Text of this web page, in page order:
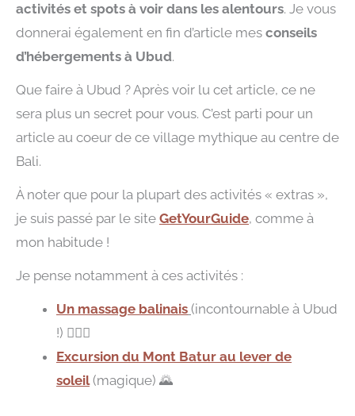
activités et spots à voir dans les alentours. Je vous
donnerai également en fin d’article mes conseils
d’hébergements à Ubud.
Que faire à Ubud ? Après voir lu cet article, ce ne
sera plus un secret pour vous. C’est parti pour un
article au coeur de ce village mythique au centre de
Bali.
À noter que pour la plupart des activités « extras »,
je suis passé par le site GetYourGuide, comme à
mon habitude !
Je pense notamment à ces activités :
Un massage balinais (incontournable à Ubud
!) 💆🏻‍♂️
Excursion du Mont Batur au lever de
soleil (magique) 🌄